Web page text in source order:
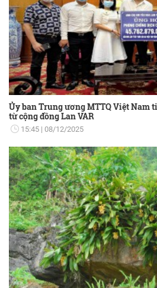
Ủy ban Trung ương MTTQ Việt Nam
từ cộng đồng Lan VAR
15:45 08/12/2025